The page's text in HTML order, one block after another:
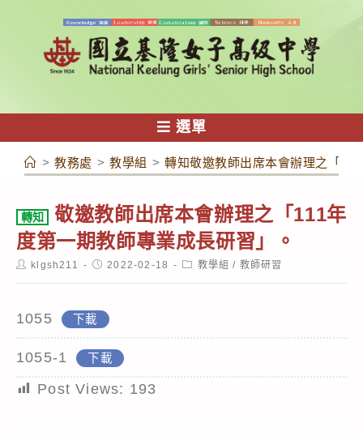
容
選單
> 教務處 > 教學組 > 轉知敬邀教師出席本會辦理之「
轉知
敬邀教師出席本會辦理之「111年
度第一期教師專業成長研習」。
Postklgsh211
Post2022-02-18
Post教學組 / 教師研習
1055 下載
1055-1 下載
Post Views: 193